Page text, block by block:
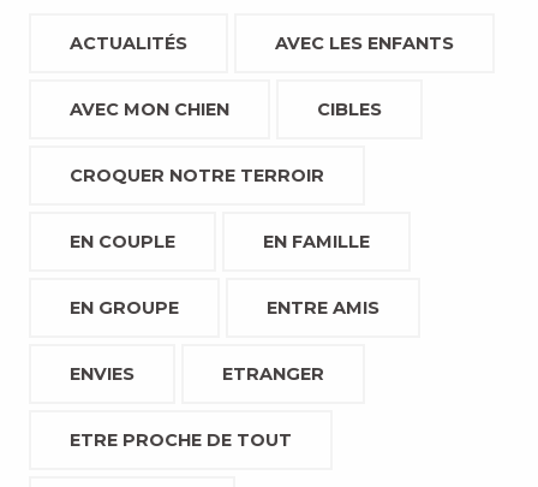
ACTUALITÉS AVEC LES ENFANTS
AVEC MON CHIEN CIBLES
CROQUER NOTRE TERROIR
EN COUPLE EN FAMILLE
EN GROUPE ENTRE AMIS
ENVIES ETRANGER
ETRE PROCHE DE TOUT